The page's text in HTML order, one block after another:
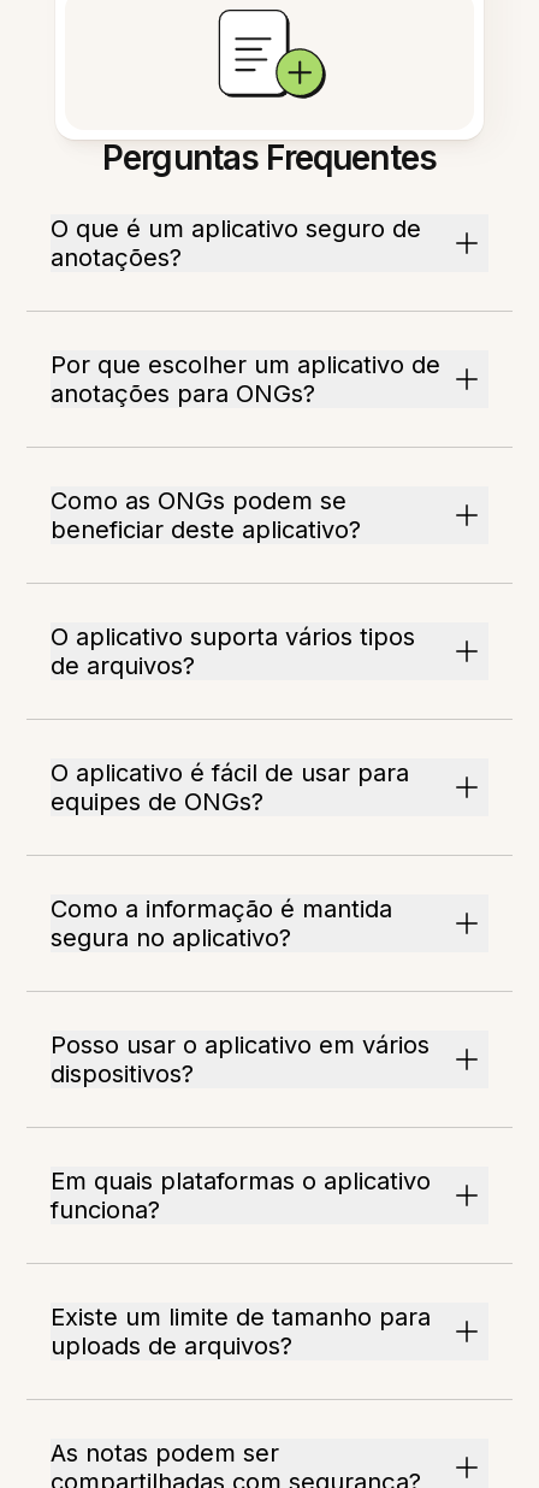
Perguntas Frequentes
O que é um aplicativo seguro de
anotações?
Por que escolher um aplicativo de
anotações para ONGs?
Como as ONGs podem se
beneficiar deste aplicativo?
O aplicativo suporta vários tipos
de arquivos?
O aplicativo é fácil de usar para
equipes de ONGs?
Como a informação é mantida
segura no aplicativo?
Posso usar o aplicativo em vários
dispositivos?
Em quais plataformas o aplicativo
funciona?
Existe um limite de tamanho para
uploads de arquivos?
As notas podem ser
compartilhadas com segurança?